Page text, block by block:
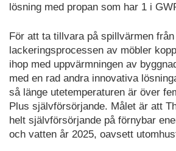
lösning med propan som har 1 i
För att ta tillvara på spillvärmen från
lackeringsprocessen av möbler
ihop med uppvärmningen av
med en rad andra innovativa
så länge utetemperaturen är över
Plus självförsörjande. Målet är att
helt självförsörjande på förnybar
och vatten år 2025, oavsett